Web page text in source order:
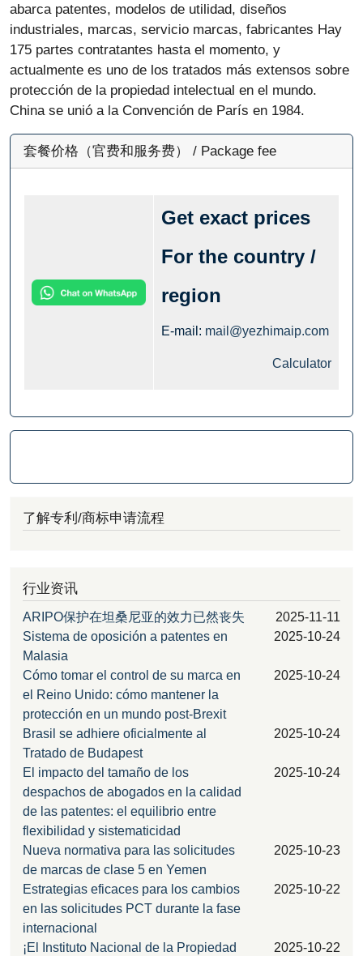
abarca patentes, modelos de utilidad, diseños
industriales, marcas, servicio marcas, fabricantes Hay
175 partes contratantes hasta el momento, y
actualmente es uno de los tratados más extensos sobre
protección de la propiedad intelectual en el mundo.
China se unió a la Convención de París en 1984.
套餐价格（官费和服务费） / Package fee
Get exact prices
For the country /
region
E-mail: mail@yezhimaip.com
Calculator
了解专利/商标申请流程
行业资讯
ARIPO保护在坦桑尼亚的效力已然丧失
2025-11-11
Sistema de oposición a patentes en
Malasia
2025-10-24
Cómo tomar el control de su marca en
el Reino Unido: cómo mantener la
protección en un mundo post-Brexit
2025-10-24
Brasil se adhiere oficialmente al
Tratado de Budapest
2025-10-24
El impacto del tamaño de los
despachos de abogados en la calidad
de las patentes: el equilibrio entre
flexibilidad y sistematicidad
2025-10-24
Nueva normativa para las solicitudes
de marcas de clase 5 en Yemen
2025-10-23
Estrategias eficaces para los cambios
en las solicitudes PCT durante la fase
internacional
2025-10-22
¡El Instituto Nacional de la Propiedad 2025-10-22